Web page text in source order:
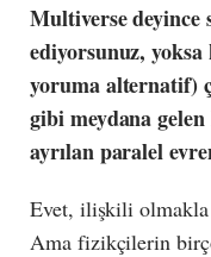
Multiverse deyince
ediyorsunuz,
yoruma alternatif)
gibi meydana
ayrılan paralel
Evet, ilişkili
Ama fizikçilerin